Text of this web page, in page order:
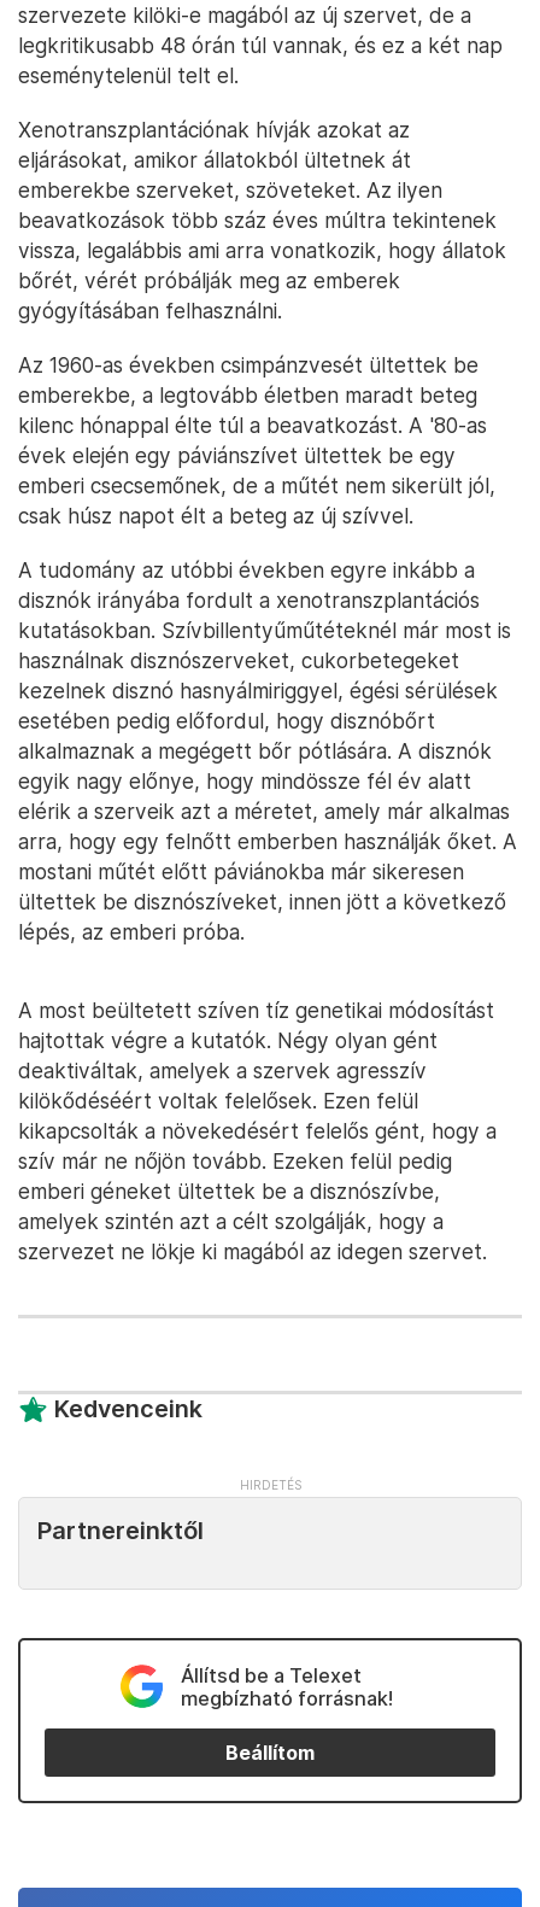
szervezete kilöki-e magából az új szervet, de a
legkritikusabb 48 órán túl vannak, és ez a két nap
eseménytelenül telt el.
Xenotranszplantációnak hívják azokat az
eljárásokat, amikor állatokból ültetnek át
emberekbe szerveket, szöveteket. Az ilyen
beavatkozások több száz éves múltra tekintenek
vissza, legalábbis ami arra vonatkozik, hogy állatok
bőrét, vérét próbálják meg az emberek
gyógyításában felhasználni.
Az 1960-as években csimpánzvesét ültettek be
emberekbe, a legtovább életben maradt beteg
kilenc hónappal élte túl a beavatkozást. A '80-as
évek elején egy páviánszívet ültettek be egy
emberi csecsemőnek, de a műtét nem sikerült jól,
csak húsz napot élt a beteg az új szívvel.
A tudomány az utóbbi években egyre inkább a
disznók irányába fordult a xenotranszplantációs
kutatásokban. Szívbillentyűműtéteknél már most is
használnak disznószerveket, cukorbetegeket
kezelnek disznó hasnyálmiriggyel, égési sérülések
esetében pedig előfordul, hogy disznóbőrt
alkalmaznak a megégett bőr pótlására. A disznók
egyik nagy előnye, hogy mindössze fél év alatt
elérik a szerveik azt a méretet, amely már alkalmas
arra, hogy egy felnőtt emberben használják őket. A
mostani műtét előtt páviánokba már sikeresen
ültettek be disznószíveket, innen jött a következő
lépés, az emberi próba.
A most beültetett szíven tíz genetikai módosítást
hajtottak végre a kutatók. Négy olyan gént
deaktiváltak, amelyek a szervek agresszív
kilökődéséért voltak felelősek. Ezen felül
kikapcsolták a növekedésért felelős gént, hogy a
szív már ne nőjön tovább. Ezeken felül pedig
emberi géneket ültettek be a disznószívbe,
amelyek szintén azt a célt szolgálják, hogy a
szervezet ne lökje ki magából az idegen szervet.
Kedvenceink
Partnereinktől
Állítsd be a Telexet
megbízható forrásnak!
Beállítom